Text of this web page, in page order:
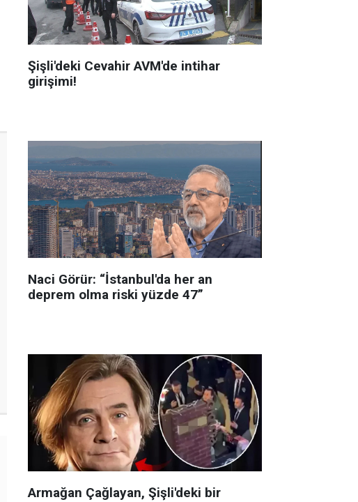
Şişli'deki Cevahir AVM'de intihar
girişimi!
Naci Görür: “İstanbul'da her an
deprem olma riski yüzde 47”
Armağan Çağlayan, Şişli'deki bir